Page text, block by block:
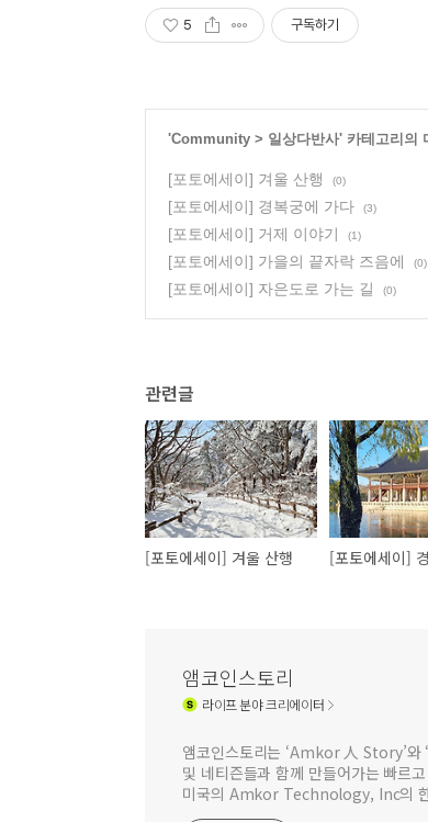
5 구독하기
'Community > 일상다반사' 카테고리의
[포토에세이] 겨울 산행 (0)
[포토에세이] 경복궁에 가다 (3)
[포토에세이] 거제 이야기 (1)
[포토에세이] 가을의 끝자락 즈음에 (0)
[포토에세이] 자은도로 가는 길 (0)
관련글
[포토에세이] 겨울 산행
앰코인스토리
라이프분야 크리에이터
앰코인스토리는 ‘Amkor 人 Story’
및 네티즌들과 함께 만들어가는 빠르
미국의 Amkor Technology, Inc의 한